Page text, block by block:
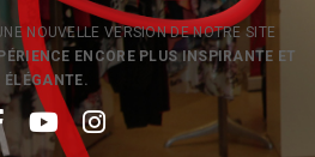
NOUVELLE VERSION DE NOTRE SITE
ENCORE PLUS INSPIRANTE ET
ÉLÉGANTE.